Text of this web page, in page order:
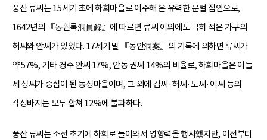
풍산 류씨는 15세기 초에 하회마을로 이주해 온 유력한 문벌 집안으로,
1642년의 『동원록洞員錄』에 따르면 류씨 이외에도 극히 적은 가구의
허씨와 안씨가 있었다. 17세기 말 『동안洞案』의 기록에 의하면 류씨가
약 57%, 기타 경주 안씨 17%, 안동 권씨 14%의 비율로, 하회마을은 이들
세 성씨가 중심이 된 동성마을이며, 그 외에 김씨·허씨·노씨·이씨 등의
각성바지는 모두 합쳐 12%에 불과하다.
풍산 류씨는 조선 초기에 하회로 들어와서 영향력을 행사했지만, 이전부터